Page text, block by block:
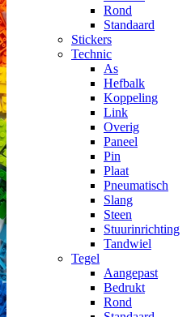
Rond
Standaard
Stickers
Technic
As
Hefbalk
Koppeling
Link
Overig
Paneel
Pin
Plaat
Pneumatisch
Slang
Steen
Stuurinrichting
Tandwiel
Tegel
Aangepast
Bedrukt
Rond